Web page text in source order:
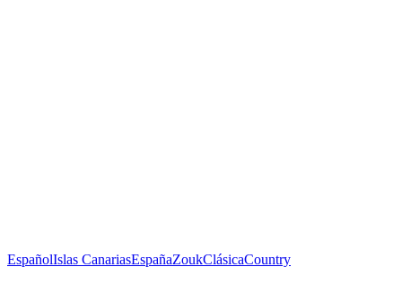
EspañolIslas CanariasEspañaZoukClásicaCountry